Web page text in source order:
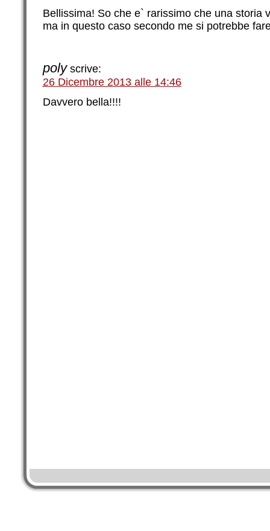
Bellissima! So che e` rarissimo che una storia
ma in questo caso secondo me si potrebbe
poly scrive:
26 Dicembre 2013 alle 14:46
Davvero bella!!!!